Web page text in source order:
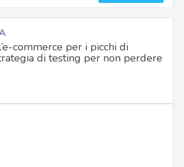
commerce per i picchi di
di testing per non perdere